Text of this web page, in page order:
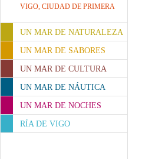
VIGO, CIUDAD DE PRIMERA
UN MAR DE NATURALEZA
UN MAR DE SABORES
UN MAR DE CULTURA
UN MAR DE NÁUTICA
UN MAR DE NOCHES
RÍA DE VIGO